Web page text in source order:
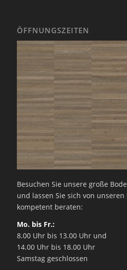
ÖFFNUNGSZEITEN
Besuchen Sie unsere große
und lassen Sie sich von unseren
kompetent beraten:
Mo. bis Fr.:
8.00 Uhr bis 13.00 Uhr und
14.00 Uhr bis 18.00 Uhr
Samstag geschlossen